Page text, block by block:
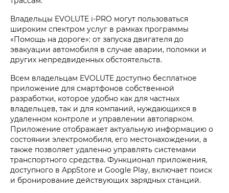
Владельцы EVOLUTE i‑PRO могут пользоваться
широким спектром услуг в рамках программы
«Помощь на дороге»: от запуска двигателя до
эвакуации автомобиля в случае аварии, поломки и
других непредвиденных обстоятельств.
Всем владельцам EVOLUTE доступно бесплатное
приложение для смартфонов собственной
разработки, которое удобно как для частных
владельцев, так и для компаний, нуждающихся в
удаленном контроле и управлении автопарком.
Приложение отображает актуальную информацию о
состоянии электромобиля, его местонахождении, а
также позволяет удаленно управлять системами
транспортного средства. Функционал приложения,
доступного в AppStore и Google Play, включает поиск
и бронирование действующих зарядных станций.